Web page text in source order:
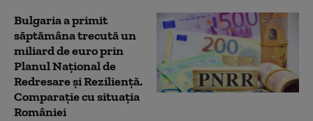
Bulgaria a primit
săptămâna trecută un
miliard de euro prin
Planul Naţional de
Redresare şi Rezilienţă.
Comparație cu situația
României